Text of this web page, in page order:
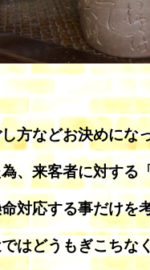
方などお決めにな
、来客者に対する
対応する事だけを
はどうもぎこちな